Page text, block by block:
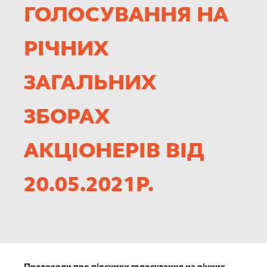
КАР’ЄРА
ГОЛОСУВАННЯ НА
РІЧНИХ
ЗАГАЛЬНИХ
ЗБОРАХ
АКЦІОНЕРІВ ВІД
20.05.2021Р.